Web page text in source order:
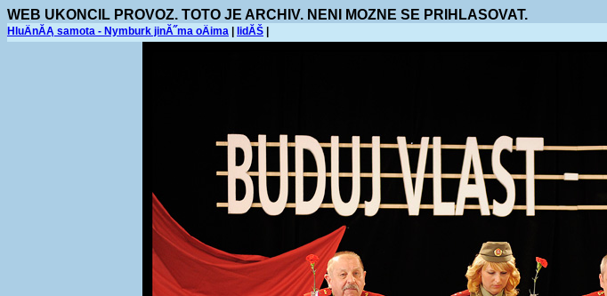
WEB UKONCIL PROVOZ. TOTO JE ARCHIV. NENI MOZNE SE PRIHLASOVAT.
HluÄnĂĄ samota - Nymburk jinĂ˝ma oÄima lidĂŠ